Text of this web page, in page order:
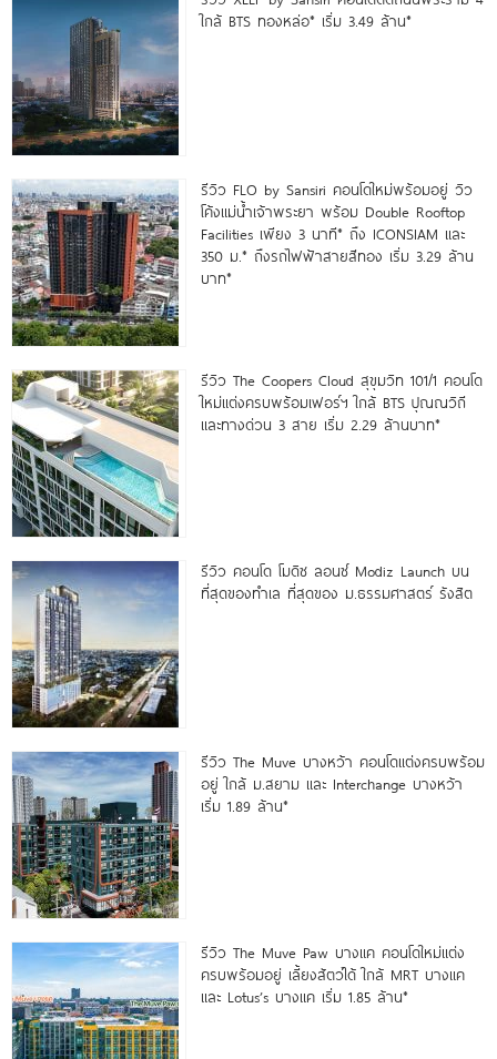
ใกล้ BTS ทองหล่อ* เริ่ม 3.49 ล้าน*
รีวิว FLO by Sansiri คอนโดใหม่พร้อมอยู่ วิว
โค้งแม่น้ำเจ้าพระยา พร้อม Double Rooftop
Facilities เพียง 3 นาที* ถึง ICONSIAM และ
350 ม.* ถึงรถไฟฟ้าสายสีทอง เริ่ม 3.29 ล้าน
บาท*
รีวิว The Coopers Cloud สุขุมวิท 101/1 คอนโด
ใหม่แต่งครบพร้อมเฟอร์ฯ ใกล้ BTS ปุณณวิถี
และทางด่วน 3 สาย เริ่ม 2.29 ล้านบาท*
รีวิว คอนโด โมดิซ ลอนซ์ Modiz Launch บน
ที่สุดของทำเล ที่สุดของ ม.ธรรมศาสตร์ รังสิต
รีวิว The Muve บางหว้า คอนโดแต่งครบพร้อม
อยู่ ใกล้ ม.สยาม และ Interchange บางหว้า
เริ่ม 1.89 ล้าน*
รีวิว The Muve Paw บางแค คอนโดใหม่แต่ง
ครบพร้อมอยู่ เลี้ยงสัตว์ได้ ใกล้ MRT บางแค
และ Lotus’s บางแค เริ่ม 1.85 ล้าน*